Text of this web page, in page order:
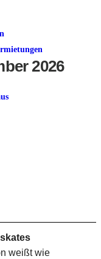
2026
weißt wie